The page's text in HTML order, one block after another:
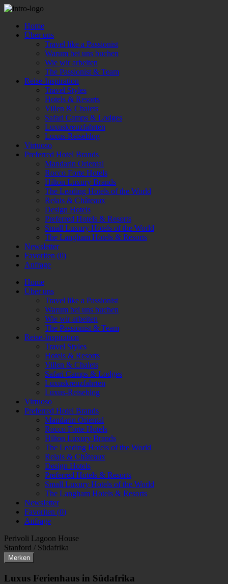
Home
Über uns
Travel like a Passionist
Warum bei uns buchen
Wie wir arbeiten
The Passionist & Team
Reise-Inspiration
Travel Styles
Hotels & Resorts
Villen & Chalets
Safari Camps & Lodges
Luxuskreuzfahrten
Luxus-Reiseblog
Virtuoso
Preferred Hotel Brands
Mandarin Oriental
Rocco Forte Hotels
Hilton Luxury Brands
The Leading Hotels of the World
Relais & Châteaux
Design Hotels
Preferred Hotels & Resorts
Small Luxury Hotels of the World
The Langham Hotels & Resorts
Newsletter
Favoriten (0)
Anfrage
Home
Über uns
Travel like a Passionist
Warum bei uns buchen
Wie wir arbeiten
The Passionist & Team
Reise-Inspiration
Travel Styles
Hotels & Resorts
Villen & Chalets
Safari Camps & Lodges
Luxuskreuzfahrten
Luxus-Reiseblog
Virtuoso
Preferred Hotel Brands
Mandarin Oriental
Rocco Forte Hotels
Hilton Luxury Brands
The Leading Hotels of the World
Relais & Châteaux
Design Hotels
Preferred Hotels & Resorts
Small Luxury Hotels of the World
The Langham Hotels & Resorts
Newsletter
Favoriten (0)
Anfrage
Perivoli Lagoon House
Stanford / Südafrika
Merken
Luxus Ferienhaus in Südafrika